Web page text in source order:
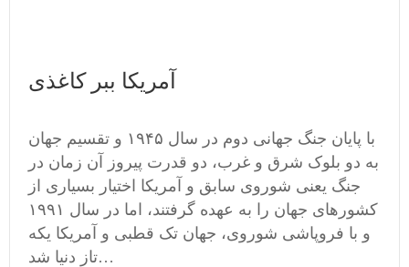
آمریکا ببر کاغذی
با پایان جنگ جهانی دوم در سال ۱۹۴۵ و تقسیم جهان
به دو بلوک شرق و غرب، دو قدرت پیروز آن زمان در
جنگ یعنی شوروی سابق و آمریکا اختیار بسیاری از
کشورهای جهان را به عهده گرفتند، اما در سال ۱۹۹۱
و با فروپاشی شوروی، جهان تک قطبی و آمریکا یکه
تاز دنیا شد…